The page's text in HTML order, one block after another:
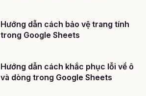
Hướng dẫn cách bảo vệ trang tính
trong Google Sheets
Hướng dẫn cách khắc phục lỗi về ô
và dòng trong Google Sheets